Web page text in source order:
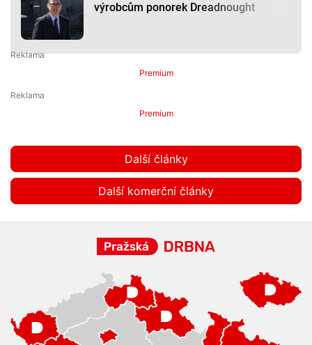
výrobcům ponorek Dreadnought
Premium
Premium
Další články
Další komerční články